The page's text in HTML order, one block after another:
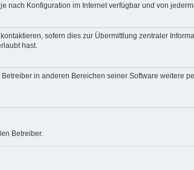
Konfiguration im Internet verfügbar und von
sofern dies zur Übermittlung zentraler
hast.
in anderen Bereichen seiner Software weitere
Betreiber.